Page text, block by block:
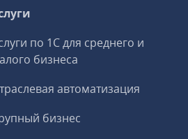
по 1С для среднего и
бизнеса
автоматизация
бизнес